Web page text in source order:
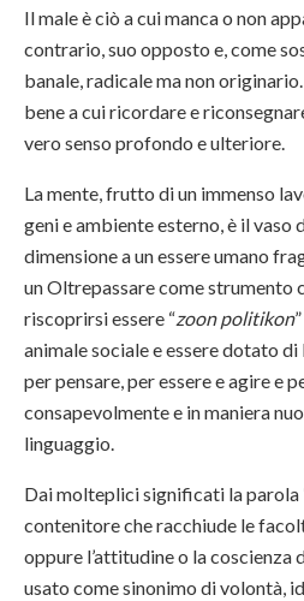
Il male è ciò a cui manca o non
contrario, suo opposto e, come
banale, radicale ma non
bene a cui ricordare e
vero senso profondo e ulteriore.
La mente, frutto di un immenso
geni e ambiente esterno, è il vaso
dimensione a un essere umano
un Oltrepassare come strumento
riscoprirsi essere “zoon politikon
animale sociale e essere dotato
per pensare, per essere e agire e
consapevolmente e in maniera
linguaggio.
Dai molteplici significati la parola
contenitore che racchiude le
oppure l’attitudine o la coscienza
usato come sinonimo di volontà,